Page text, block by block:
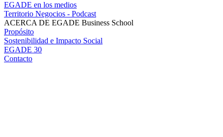
EGADE en los medios
Territorio Negocios - Podcast
ACERCA DE EGADE Business School
Propósito
Sostenibilidad e Impacto Social
EGADE 30
Contacto